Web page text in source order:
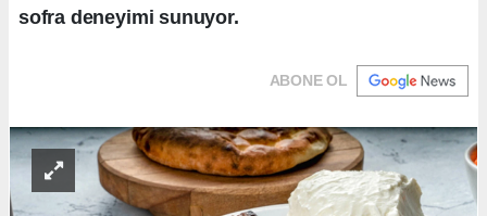
sofra deneyimi sunuyor.
ABONE OL